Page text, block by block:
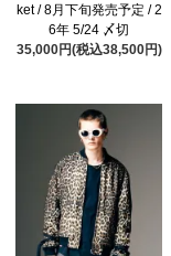
ket / 8月下旬発売予定 / 2
6年 5/24 〆切
35,000円(税込38,500円)